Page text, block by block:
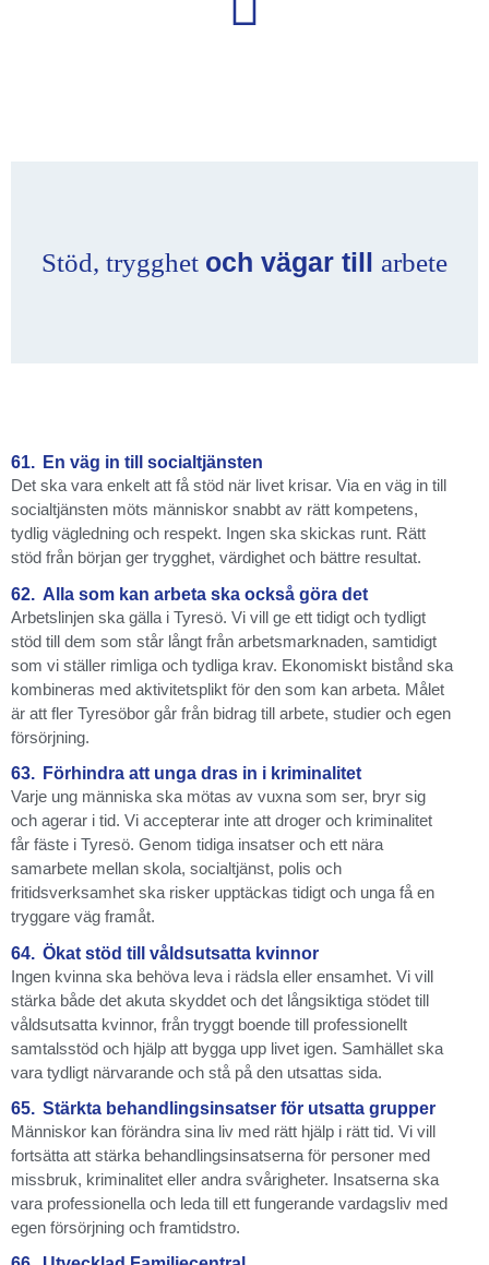
Stöd, trygghet och vägar till arbete
61. En väg in till socialtjänsten
Det ska vara enkelt att få stöd när livet krisar. Via en väg in till
socialtjänsten möts människor snabbt av rätt kompetens,
tydlig vägledning och respekt. Ingen ska skickas runt. Rätt
stöd från början ger trygghet, värdighet och bättre resultat.
62. Alla som kan arbeta ska också göra det
Arbetslinjen ska gälla i Tyresö. Vi vill ge ett tidigt och tydligt
stöd till dem som står långt från arbetsmarknaden, samtidigt
som vi ställer rimliga och tydliga krav. Ekonomiskt bistånd ska
kombineras med aktivitetsplikt för den som kan arbeta. Målet
är att fler Tyresöbor går från bidrag till arbete, studier och egen
försörjning.
63. Förhindra att unga dras in i kriminalitet
Varje ung människa ska mötas av vuxna som ser, bryr sig
och agerar i tid. Vi accepterar inte att droger och kriminalitet
får fäste i Tyresö. Genom tidiga insatser och ett nära
samarbete mellan skola, socialtjänst, polis och
fritidsverksamhet ska risker upptäckas tidigt och unga få en
tryggare väg framåt.
64. Ökat stöd till våldsutsatta kvinnor
Ingen kvinna ska behöva leva i rädsla eller ensamhet. Vi vill
stärka både det akuta skyddet och det långsiktiga stödet till
våldsutsatta kvinnor, från tryggt boende till professionellt
samtalsstöd och hjälp att bygga upp livet igen. Samhället ska
vara tydligt närvarande och stå på den utsattas sida.
65. Stärkta behandlingsinsatser för utsatta grupper
Människor kan förändra sina liv med rätt hjälp i rätt tid. Vi vill
fortsätta att stärka behandlingsinsatserna för personer med
missbruk, kriminalitet eller andra svårigheter. Insatserna ska
vara professionella och leda till ett fungerande vardagsliv med
egen försörjning och framtidstro.